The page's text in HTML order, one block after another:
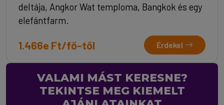
deltája, Angkor Wat temploma, Bangkok és egy
elefántfarm.
1.466e Ft/fő-től Érdekel
VALAMI MÁST KERESNE?
TEKINTSE MEG KIEMELT